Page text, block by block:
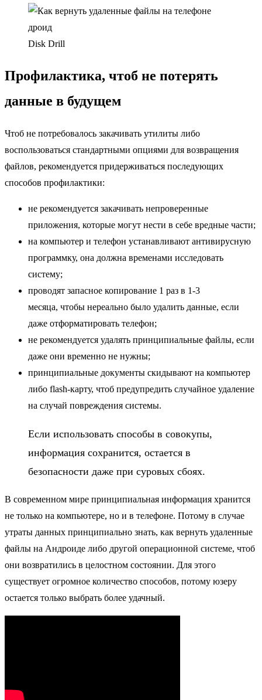
Disk Drill
Профилактика, чтоб не потерять
данные в будущем
Чтоб не потребовалось закачивать утилиты либо
воспользоваться стандартными опциями для возвращения
файлов, рекомендуется придерживаться последующих
способов профилактики:
не рекомендуется закачивать непроверенные
приложения, которые могут нести в себе вредные части;
на компьютер и телефон устанавливают антивирусную
программку, она должна временами исследовать
систему;
проводят запасное копирование 1 раз в 1-3
месяца, чтобы нереально было удалить данные, если
даже отформатировать телефон;
не рекомендуется удалять принципиальные файлы, если
даже они временно не нужны;
принципиальные документы скидывают на компьютер
либо flash-карту, чтоб предупредить случайное удаление
на случай повреждения системы.
Если использовать способы в совокупы,
информация сохранится, остается в
безопасности даже при суровых сбоях.
В современном мире принципиальная информация хранится
не только на компьютере, но и в телефоне. Потому в случае
утраты данных принципиально знать, как вернуть удаленные
файлы на Андроиде либо другой операционной системе, чтоб
они возвратились в целостном состоянии. Для этого
существует огромное количество способов, потому юзеру
остается только выбрать более удачный.